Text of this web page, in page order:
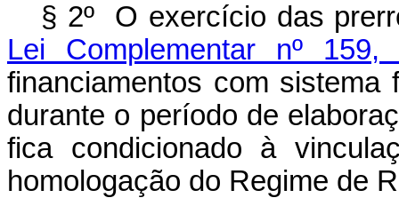
§ 2º O exercício das
Lei Complementar nº
financiamentos com sistema
durante o período de
fica condicionado à
homologação do Regime de